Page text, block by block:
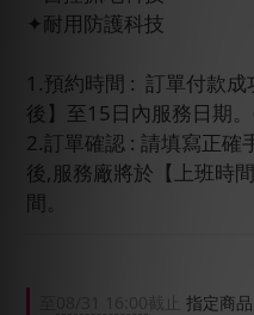
✦耐用防護科技
1.預約時間 :  訂單付款
後】至15日內服務日期
2.訂單確認 : 請填寫正確
後,服務廠將於【上班時
間。
截止 指定商